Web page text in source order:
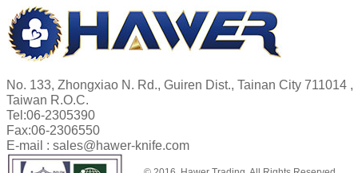
No. 133, Zhongxiao N. Rd., Guiren Dist., Tainan City 711014 ,
Taiwan R.O.C.
Tel:06-2305390
Fax:06-2306550
E-mail : sales@hawer-knife.com